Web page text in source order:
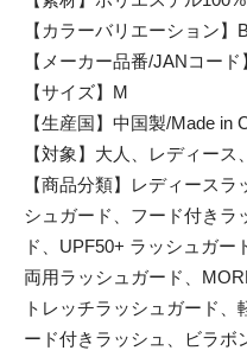
【カラーバリエーション
【メーカー品番/JANコー
【サイズ】M
【生産国】中国製/Made in
【対象】大人、レディー
【商品分類】レディース
シュガード、フード付きラ
ド、UPF50+ ラッシュガ
両用ラッシュガード、
トレッチラッシュガード
ード付きラッシュ、ビラボ